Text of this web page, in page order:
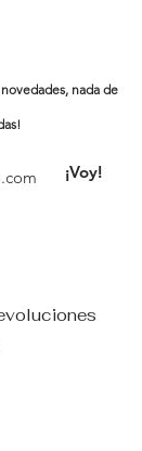
nada de
¡Voy!